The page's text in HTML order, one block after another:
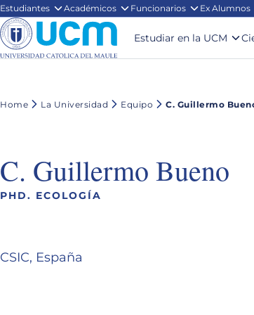
Estudiantes Académicos Funcionarios Ex Alumnos
Estudiar en la UCM
Home La Universidad Equipo C. Guillermo
C. Guillermo Bueno
PHD. ECOLOGÍA
CSIC, España